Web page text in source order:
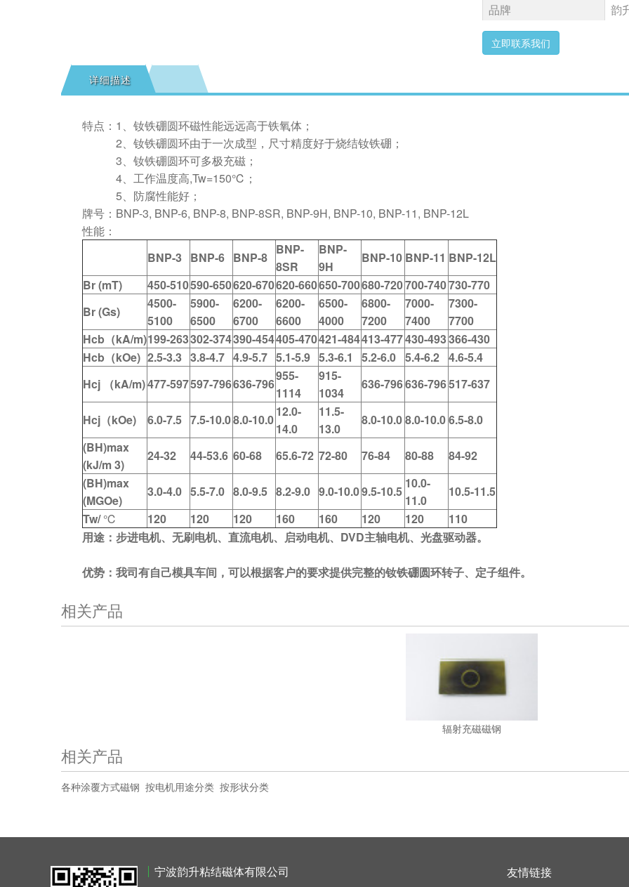
品牌
韵
用途
市场
美
立即联系我们
详细描述
特点：1、钕铁硼圆环磁性能远远高于铁氧体；
2、钕铁硼圆环由于一次成型，尺寸精度好于烧结钕铁硼；
3、钕铁硼圆环可多极充磁；
4、工作温度高,Tw=150℃；
5、防腐性能好；
牌号：BNP-3, BNP-6, BNP-8, BNP-8SR, BNP-9H, BNP-10, BNP-11, BNP-12L
性能：
BNP-3 BNP-6 BNP-8
BNP-
8SR
BNP-
9H
BNP-10 BNP-11 BNP-12L
Br (mT)
450-510590-650620-670620-660650-700680-720700-740730-770
Br (Gs)
4500-
5100
5900-
6500
6200-
6700
6200-
6600
6500-
4000
6800-
7200
7000-
7400
7300-
7700
Hcb （kA/m)199-263302-374390-454405-470421-484413-477430-493366-430
Hcb （kOe) 2.5-3.3 3.8-4.7 4.9-5.7 5.1-5.9 5.3-6.1 5.2-6.0 5.4-6.2 4.6-5.4
Hcj
（kA/m)477-597597-796636-796
955-
1114
915-
1034
636-796636-796517-637
Hcj （kOe) 6.0-7.5 7.5-10.08.0-10.0
12.0-
14.0
11.5-
13.0
8.0-10.08.0-10.06.5-8.0
(BH)max
(kJ/m 3)
24-32 44-53.6 60-68 65.6-72 72-80 76-84 80-88
84-92
(BH)max
(MGOe)
3.0-4.0 5.5-7.0 8.0-9.5 8.2-9.0 9.0-10.09.5-10.5
10.0-
11.0
10.5-11.5
Tw/℃ 120 120 120 160 160 120 120
110
用途：步进电机、无刷电机、直流电机、启动电机、DVD主轴电机、光盘驱动器。
优势：我司有自己模具车间，可以根据客户的要求提供完整的钕铁硼圆环转子、定子组件。
相关产品
辐射充磁磁钢
相关产品
各种涂覆方式磁钢 按电机用途分类 按形状分类
宁波韵升粘结磁体有限公司 友情链接